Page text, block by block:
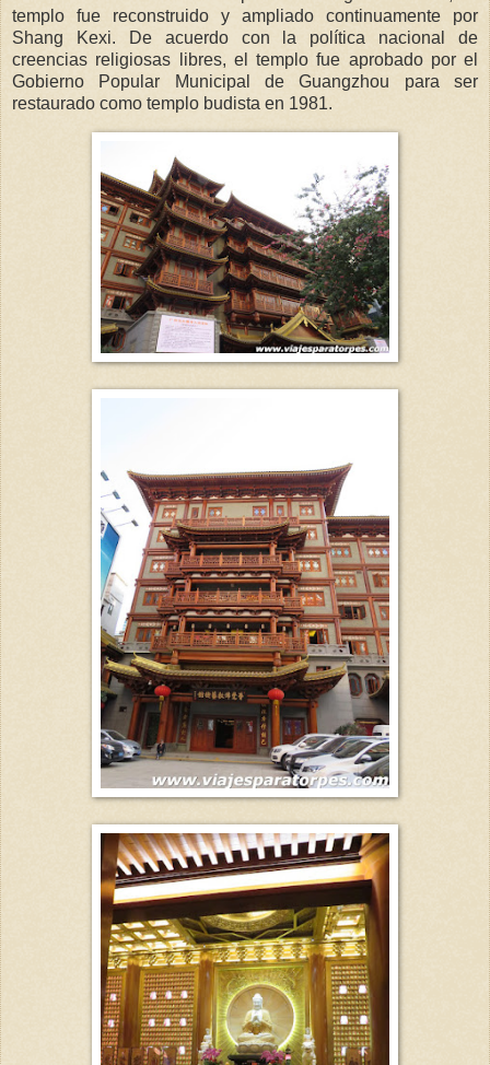
templo fue reconstruido y ampliado continuamente por
Shang Kexi. De acuerdo con la política nacional de
creencias religiosas libres, el templo fue aprobado por el
Gobierno Popular Municipal de Guangzhou para ser
restaurado como templo budista en 1981.